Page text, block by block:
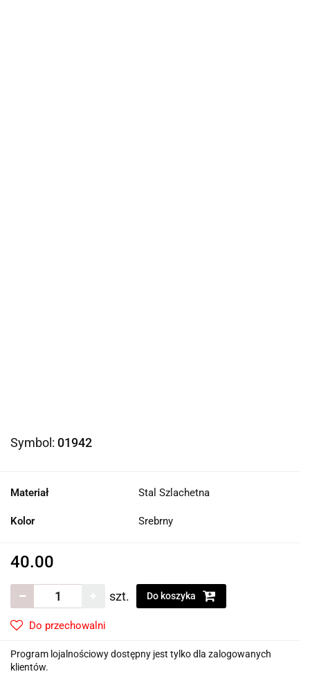
Symbol: 01942
Materiał Stal Szlachetna
Kolor Srebrny
40.00
szt. Do koszyka
Do przechowalni
Program lojalnościowy dostępny jest tylko dla zalogowanych
klientów.